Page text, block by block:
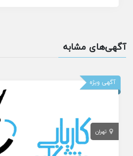
آگهی‌های مشابه
آگهی ویژه
تهران